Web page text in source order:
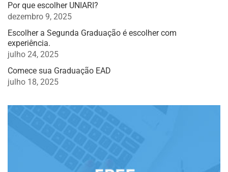
Por que escolher UNIARI?
dezembro 9, 2025
Escolher a Segunda Graduação é escolher com
experiência.
julho 24, 2025
Comece sua Graduação EAD
julho 18, 2025